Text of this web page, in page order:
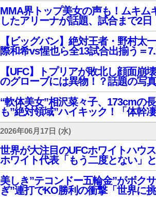
MMA界トップ美女の声も！ムキム
したアリーナが話題、試合まで2日
【ビッグバン】絶対王者・野村太
際和希vs惺也ら全13試合出揃う＝
【UFC】トプリアが敗北し顔面崩
のグローブには異物！？話題の写
“軟体美女”相沢菜々子、173cmの
も”絶対領域”ハイキック！「体幹
2026年06月17日 (水)
世界が大注目のUFCホワイトハウ
ホワイト代表「もう二度とない」
美しき”テコンドー五輪金”がボク
ぎ”連打でKO勝利の衝撃「世界に挑